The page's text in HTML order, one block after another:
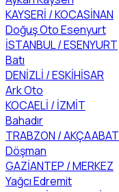
KAYSERİ / KOCASİNAN
Doğuş Oto Esenyurt
İSTANBUL / ESENYURT
Batı
DENİZLİ / ESKİHİSAR
Ark Oto
KOCAELİ / İZMİT
Bahadır
TRABZON / AKÇAABAT
Döşman
GAZİANTEP / MERKEZ
Yağcı Edremit